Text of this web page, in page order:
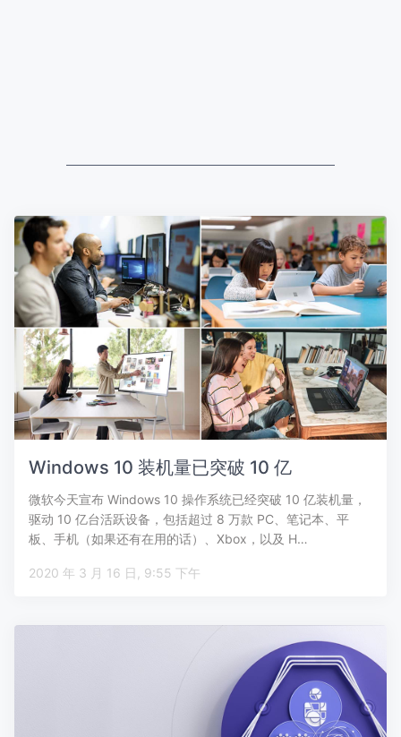
Windows 10 装机量已突破 10 亿
微软今天宣布 Windows 10 操作系统已经突破 10 亿装机量，
驱动 10 亿台活跃设备，包括超过 8 万款 PC、笔记本、平
板、手机（如果还有在用的话）、Xbox，以及 H…
2020 年 3 月 16 日, 9:55 下午